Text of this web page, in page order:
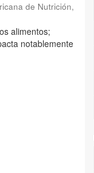
de Nutrición,
alimentos;
notablemente